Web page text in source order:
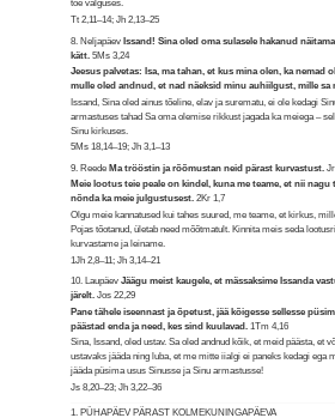
tõe valguses.
Tt 2,11–14; Jh 2,13–25
8. NeljapäevIssand! Sina oled oma sulasele hakanud
kätt.5Ms 3,24
Jeesus palvetas: Isa, ma tahan, et kus mina olen, ka nemad
mulle oled andnud, et nad näeksid minu auhiilgust, mille
Issand, Sina oled ainus tõeline, elav ja surematu, ei ole kedagi
armastuses tahad Sa oma olemise rikkust jagada ka meiega –
Sinu kirkuses.
5Ms 18,14–19; Jh 3,1–13
9. Reede Ma trööstin ja rõõmustan neid pärast kurvastust.
Meie lootus teie peale on kindel, kuna me teame, et nii
nõnda ka meie julgustusest.2Kr 1,7
Olgu meie kannatused kui tahes suured, me teame, et kirkus,
Pojas tõotanud, ületab need mõõtmatult. Kinnita meis seda
kurvastame ja leiname.
1Jh 2,8–11; Jh 3,14–21
10. LaupäevJäägu meist kaugele, et mässaksime Issanda
järelt.Jos 22,29
Pane tähele iseennast ja õpetust, jää kõigesse sellesse
päästad enda ja need, kes sind kuulavad.1Tm 4,16
Sina, Issand, oled ustav. Sa oled andnud kõik, et meid päästa, et
ustavaks jääda ning luba, et me mitte iialgi ei paneks kedagi ega
jääda püsima usus Sinusse ja Sinu armastusse!
Js 8,20–23; Jh 3,22–36
1. PÜHAPÄEV PÄRAST KOLMEKUNINGAPÄEVA